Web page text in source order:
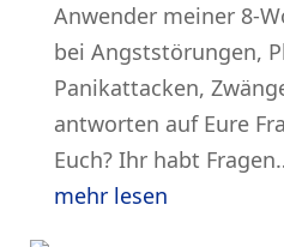
Anwender meiner 8-
bei Angststörungen,
Panikattacken,
antworten auf Eure
Euch? Ihr habt
mehr lesen